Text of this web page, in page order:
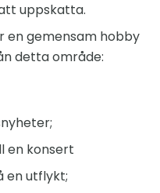
uppskatta.
en gemensam hobby
detta område:
en konsert
en utflykt;